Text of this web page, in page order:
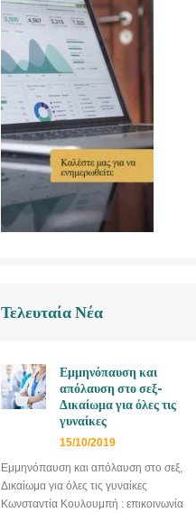
Τελευταία Νέα
Εμμηνόπαυση και
απόλαυση στο σεξ-
Δικαίωμα για όλες τις
γυναίκες
15/10/2019
Εμμηνόπαυση και απόλαυση στο σεξ,
Δικαίωμα για όλες τις γυναίκες
Κωνσταντία Κουλουμπή : επικοινωνία